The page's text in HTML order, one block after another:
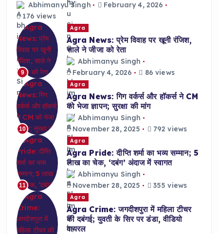
Abhimanyu Singh
February 4, 2026
176 views
9
Agra
Agra News: प्रेम विवाह पर खूनी रंजिश,
साले ने जीजा को रेता
Abhimanyu Singh
February 4, 2026
86 views
10
Agra
Agra News: गिग वर्कर्स और हॉकर्स ने CM
को भेजा ज्ञापन; सुरक्षा की मांग
Abhimanyu Singh
November 28, 2025
792 views
11
Agra
Agra Pride: दीप्ति शर्मा का भव्य सम्मान; 5
लाख का चेक, ‘दबंग’ अंदाज में स्वागत
Abhimanyu Singh
November 28, 2025
355 views
Agra
Agra Crime: जगदीशपुरा में महिला टीचर
की दबंगई; युवती के सिर पर डंडा, वीडियो
वायरल